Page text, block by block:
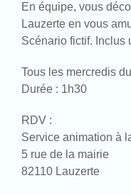
En équipe, vous
Lauzerte en vous
Scénario fictif. Inclus
Tous les mercredis
Durée : 1h30
RDV :
Service animation à
5 rue de la mairie
82110 Lauzerte